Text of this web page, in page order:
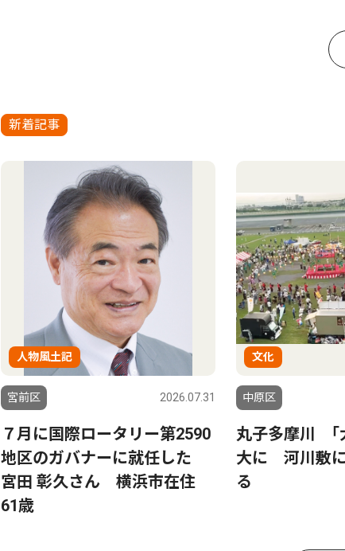
新着記事
人物風土記
宮前区 2026.07.31
７月に国際ロータリー第2590
地区のガバナーに就任した
宮田 彰久さん 横浜市在住
61歳
文化
中原区
丸子多摩川 ｢
大に 河川敷
る